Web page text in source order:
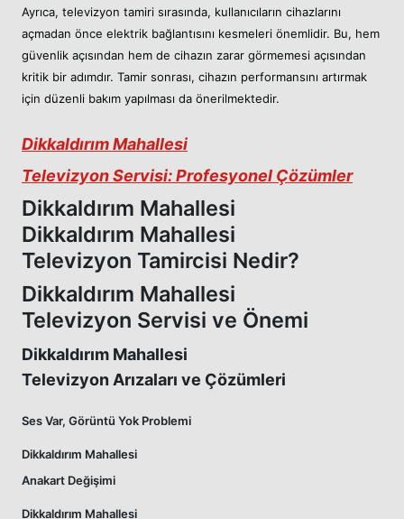
Ayrıca, televizyon tamiri sırasında, kullanıcıların cihazlarını
açmadan önce elektrik bağlantısını kesmeleri önemlidir. Bu, hem
güvenlik açısından hem de cihazın zarar görmemesi açısından
kritik bir adımdır. Tamir sonrası, cihazın performansını artırmak
için düzenli bakım yapılması da önerilmektedir.
Dikkaldırım Mahallesi
Televizyon Servisi: Profesyonel Çözümler
Dikkaldırım Mahallesi
Dikkaldırım Mahallesi
Televizyon Tamircisi Nedir?
Dikkaldırım Mahallesi
Televizyon Servisi ve Önemi
Dikkaldırım Mahallesi
Televizyon Arızaları ve Çözümleri
Ses Var, Görüntü Yok Problemi
Dikkaldırım Mahallesi
Anakart Değişimi
Dikkaldırım Mahallesi